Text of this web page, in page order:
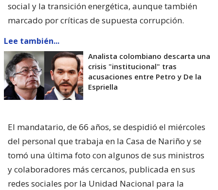
social y la transición energética, aunque también
marcado por críticas de supuesta corrupción.
Lee también...
Analista colombiano descarta una
crisis "institucional" tras
acusaciones entre Petro y De la
Espriella
El mandatario, de 66 años, se despidió el miércoles
del personal que trabaja en la Casa de Nariño y se
tomó una última foto con algunos de sus ministros
y colaboradores más cercanos, publicada en sus
redes sociales por la Unidad Nacional para la